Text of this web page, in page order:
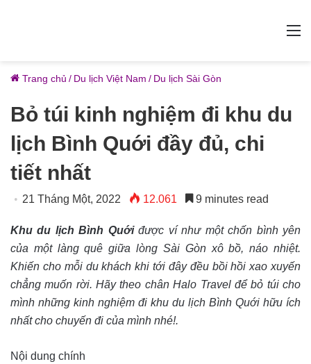
Trang chủ / Du lịch Việt Nam / Du lịch Sài Gòn
Bỏ túi kinh nghiệm đi khu du
lịch Bình Quới đầy đủ, chi
tiết nhất
21 Tháng Một, 2022 12.061 9 minutes read
Khu du lịch Bình Quớiđược ví như một chốn bình yên
của một làng quê giữa lòng Sài Gòn xô bồ, náo nhiệt.
Khiến cho mỗi du khách khi tới đây đều bồi hồi xao xuyến
chẳng muốn rời. Hãy theo chân Halo Travel để bỏ túi cho
mình những kinh nghiệm đi khu du lịch Bình Quới hữu ích
nhất cho chuyến đi của mình nhé!.
Nội dung chính